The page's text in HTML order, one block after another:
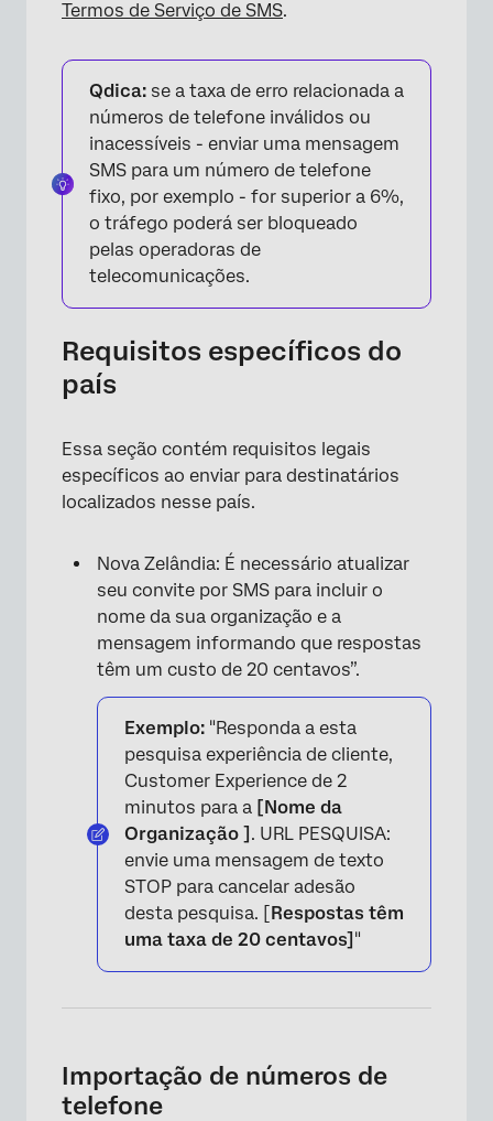
Termos de Serviço de SMS.
Qdica: se a taxa de erro relacionada a
números de telefone inválidos ou
inacessíveis - enviar uma mensagem
SMS para um número de telefone
fixo, por exemplo - for superior a 6%,
o tráfego poderá ser bloqueado
pelas operadoras de
telecomunicações.
Requisitos específicos do
país
Essa seção contém requisitos legais
específicos ao enviar para destinatários
localizados nesse país.
Nova Zelândia: É necessário atualizar
seu convite por SMS para incluir o
nome da sua organização e a
mensagem informando que respostas
têm um custo de 20 centavos”.
Exemplo: "Responda a esta
pesquisa experiência de cliente,
Customer Experience de 2
minutos para a [Nome da
Organização ] . URL PESQUISA:
envie uma mensagem de texto
STOP para cancelar adesão
desta pesquisa. [Respostas têm
uma taxa de 20 centavos] "
Importação de números de
telefone